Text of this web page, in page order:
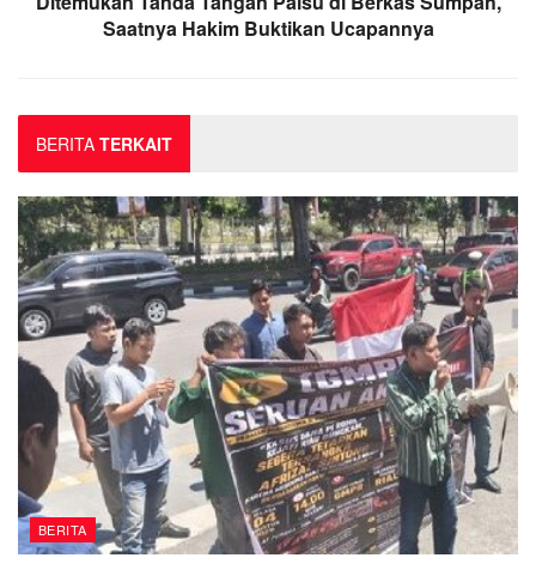
Saatnya Hakim Buktikan Ucapannya
BERITA TERKAIT
BERITA